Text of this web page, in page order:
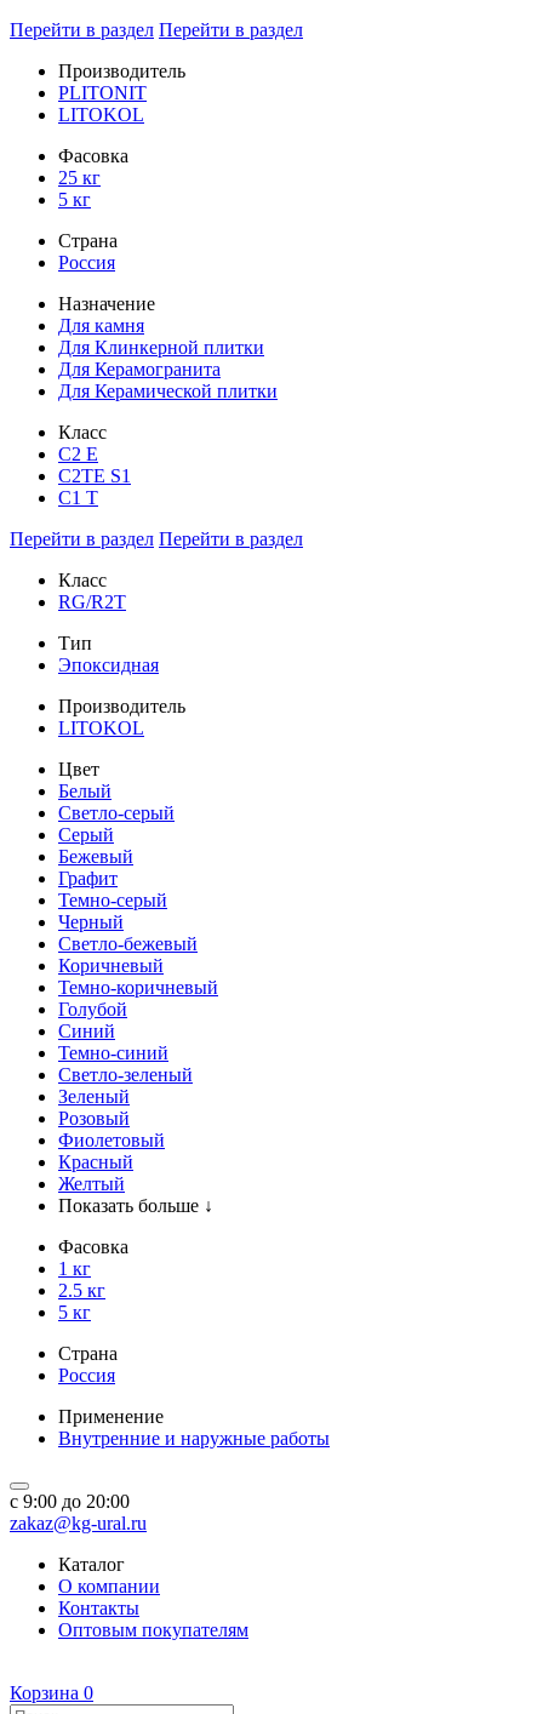
Перейти в раздел Перейти в раздел
Производитель
PLITONIT
LITOKOL
Фасовка
25 кг
5 кг
Страна
Россия
Назначение
Для камня
Для Клинкерной плитки
Для Керамогранита
Для Керамической плитки
Класс
С2 Е
C2TE S1
C1 T
Перейти в раздел Перейти в раздел
Класс
RG/R2T
Тип
Эпоксидная
Производитель
LITOKOL
Цвет
Белый
Светло-серый
Серый
Бежевый
Графит
Темно-серый
Черный
Светло-бежевый
Коричневый
Темно-коричневый
Голубой
Синий
Темно-синий
Светло-зеленый
Зеленый
Розовый
Фиолетовый
Красный
Желтый
Показать больше ↓
Фасовка
1 кг
2.5 кг
5 кг
Страна
Россия
Применение
Внутренние и наружные работы
c 9:00 до 20:00
zakaz@kg-ural.ru
Каталог
О компании
Контакты
Оптовым покупателям
Корзина 0